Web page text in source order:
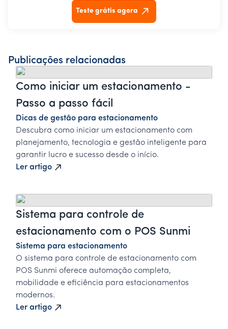
Teste grátis agora
Publicações relacionadas
Como iniciar um estacionamento -
Passo a passo fácil
Dicas de gestão para estacionamento
Descubra como iniciar um estacionamento com
planejamento, tecnologia e gestão inteligente para
garantir lucro e sucesso desde o início.
Ler artigo
Sistema para controle de
estacionamento com o POS Sunmi
Sistema para estacionamento
O sistema para controle de estacionamento com
POS Sunmi oferece automação completa,
mobilidade e eficiência para estacionamentos
modernos.
Ler artigo